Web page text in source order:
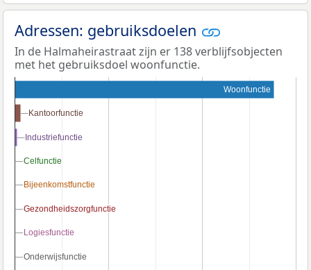
Adressen: gebruiksdoelen
In de Halmaheirastraat zijn er 138 verblijfsobjecten
met het gebruiksdoel woonfunctie.
Woonfunctie
Kantoorfunctie
Kantoorfunctie
Industriefunctie
Industriefunctie
Celfunctie
Celfunctie
Bijeenkomstfunctie
Bijeenkomstfunctie
Gezondheidszorgfunctie
Gezondheidszorgfunctie
Logiesfunctie
Logiesfunctie
Onderwijsfunctie
Onderwijsfunctie